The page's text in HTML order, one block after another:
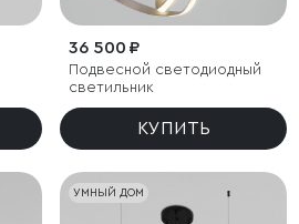
36 500 ₽
Подвесной светодиодный
светильник
КУПИТЬ
УМНЫЙ ДОМ